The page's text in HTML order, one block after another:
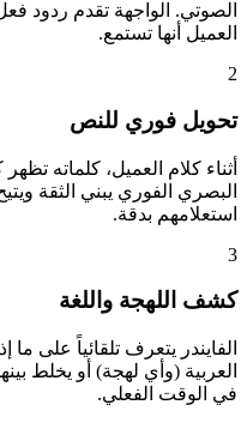
الصوتي. الواجهة تقدم ردود
العميل أنها تستمع.
2
تحويل فوري للنص
أثناء كلام العميل، كلماته
البصري الفوري يبني الثقة
استعلامهم بدقة.
3
كشف اللهجة واللغة
الفايندر يتعرف تلقائياً على ما
العربية (وأي لهجة) أو يخلط
في الوقت الفعلي.